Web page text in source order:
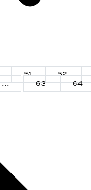
51
52
... 63 64